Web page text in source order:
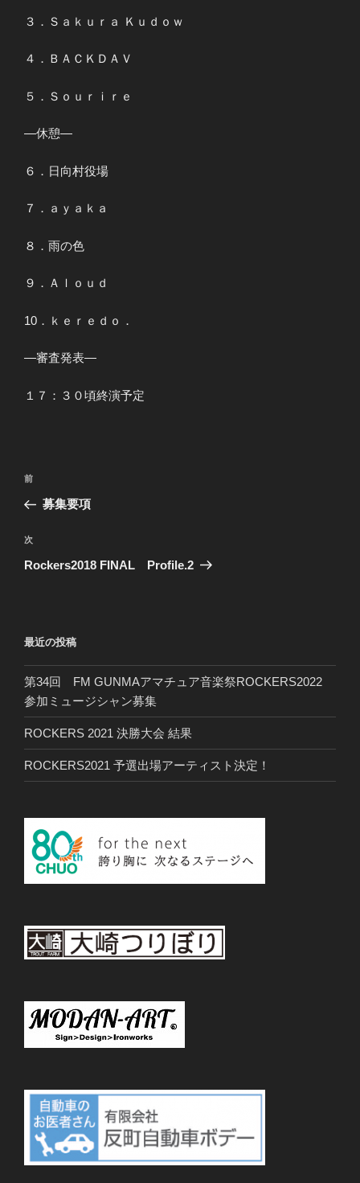
３．Ｓａｋｕｒａ Ｋｕｄｏｗ
４．ＢＡＣＫＤＡＶ
５．Ｓｏｕｒｉｒｅ
―休憩―
６．日向村役場
７．ａｙａｋａ
８．雨の色
９．Ａｌｏｕｄ
10．ｋｅｒｅｄｏ．
―審査発表―
１７：３０頃終演予定
投
ナ
ビ
ゲ
ン
前
の
稿
前
募集要項
次
の
次
Rockers2018 FINAL Profile.2
最近の投稿
第34回 FM GUNMAアマチュア音楽祭ROCKERS2022
参加ミュージシャン募集
ROCKERS 2021 決勝大会 結果
ROCKERS2021 予選出場アーティスト決定！